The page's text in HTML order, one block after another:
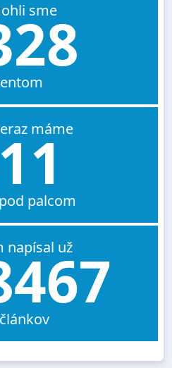
sme
máme
palcom
napísal už